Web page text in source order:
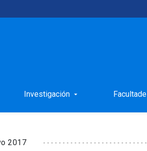
Investigación arrow_drop_down
industria
UC
2017